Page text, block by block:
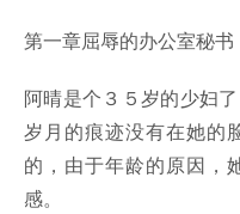
第一章屈辱的办公室秘书
阿晴是个３５岁的少妇
岁月的痕迹没有在她的
的，由于年龄的原因，
感。